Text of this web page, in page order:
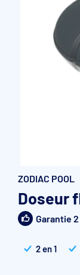
Accessoires
Pompe de
Vannes
Groupe de
ZODIAC POOL
Doseur
Garantie
2 en 1